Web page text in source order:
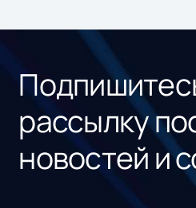
рассылку
новостей и